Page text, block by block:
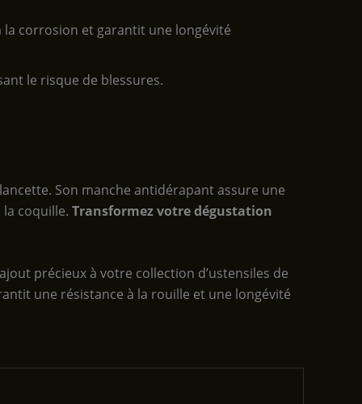
corrosion et garantit une longévité
le risque de blessures.
Son manche antidérapant assure une
coquille. Transformez votre dégustation
précieux à votre collection d’ustensiles de
une résistance à la rouille et une longévité